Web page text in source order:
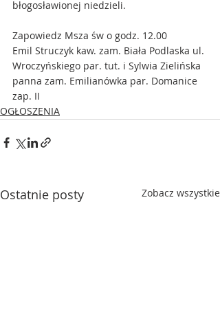
błogosławionej niedzieli.
Zapowiedz Msza św o godz. 12.00
Emil Struczyk kaw. zam. Biała Podlaska ul.
Wroczyńskiego par. tut. i Sylwia Zielińska
panna zam. Emilianówka par. Domanice
zap. II
OGŁOSZENIA
Ostatnie posty Zobacz wszystkie